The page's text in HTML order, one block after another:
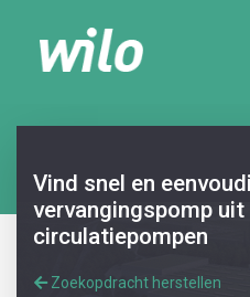
Vind snel en
vervangingspomp uit
circulatiepompen
Zoekopdracht herstellen